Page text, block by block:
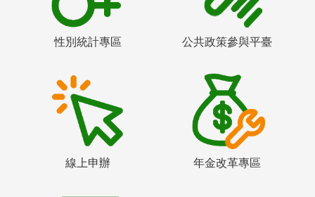
性別統計專區 公共政策參與平臺
線上申辦 年金改革專區